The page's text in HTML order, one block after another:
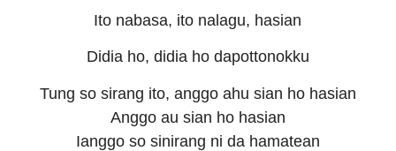
Ito nabasa, ito nalagu, hasian
Didia ho, didia ho dapottonokku
Tung so sirang ito, anggo ahu sian ho hasian
Anggo au sian ho hasian
Ianggo so sinirang ni da hamatean